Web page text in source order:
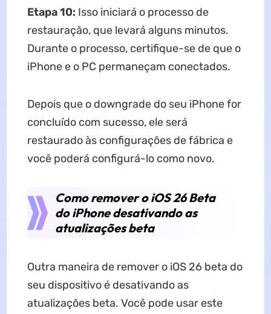
Etapa 10: Isso iniciará o processo de
restauração, que levará alguns minutos.
Durante o processo, certifique-se de que o
iPhone e o PC permaneçam conectados.
Depois que o downgrade do seu iPhone for
concluído com sucesso, ele será
restaurado às configurações de fábrica e
você poderá configurá-lo como novo.
Como remover o iOS 26 Beta
do iPhone desativando as
atualizações beta
Outra maneira de remover o iOS 26 beta do
seu dispositivo é desativando as
atualizações beta. Você pode usar este